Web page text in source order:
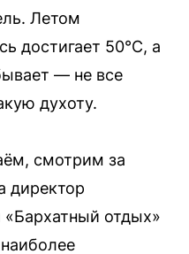
Летом
достигает 50°C, а
— не все
духоту.
смотрим за
директор
отдых»